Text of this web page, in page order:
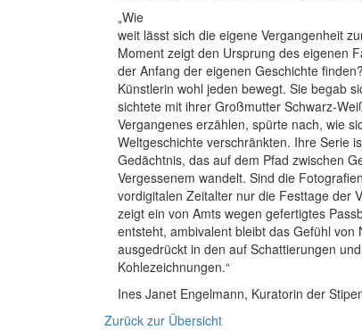
„Wie
weit lässt sich die eigene Vergangenheit
Moment zeigt den Ursprung des eigenen
der Anfang der eigenen Geschichte
Künstlerin wohl jeden bewegt. Sie begab
sichtete mit ihrer Großmutter Schwarz-
Vergangenes erzählen, spürte nach, wie
Weltgeschichte verschränkten. Ihre Serie
Gedächtnis, das auf dem Pfad zwischen
Vergessenem wandelt. Sind die
vordigitalen Zeitalter nur die Festtage der
zeigt ein von Amts wegen gefertigtes
entsteht, ambivalent bleibt das Gefühl von
ausgedrückt in den auf Schattierungen
Kohlezeichnungen.“
Ines Janet Engelmann, Kuratorin der
Zurück zur Übersicht